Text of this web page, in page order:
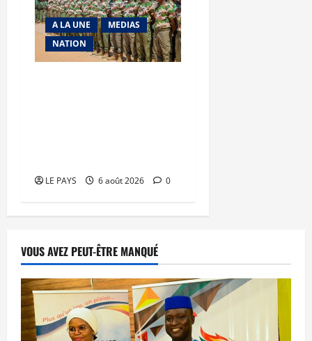
A LA UNE
MEDIAS
NATION
LE PAYS 6 août 2026 0
VOUS AVEZ PEUT-ÊTRE MANQUÉ